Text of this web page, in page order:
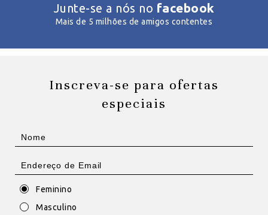
Junte-se a nós no facebook
Mais de 5 milhões de amigos contentes
Inscreva-se para ofertas
especiais
Feminino
Masculino